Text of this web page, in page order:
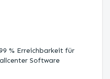
% Erreichbarkeit für
Software